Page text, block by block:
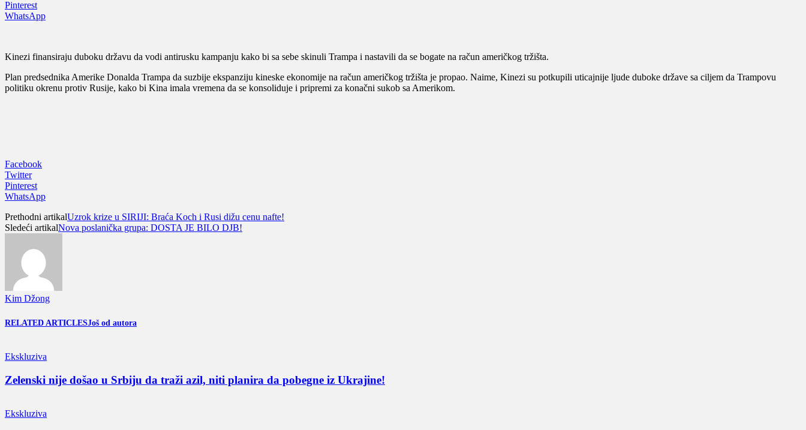
Pinterest
WhatsApp
Kinezi finansiraju duboku državu da vodi antirusku kampanju kako bi sa sebe skinuli Trampa i nastavili da se bogate na račun američkog tržišta.
Plan predsednika Amerike Donalda Trampa da suzbije ekspanziju kineske ekonomije na račun američkog tržišta je propao. Naime, Kinezi su potkupili uticajnije ljude duboke države sa ciljem da Trampovu
politiku okrenu protiv Rusije, kako bi Kina imala vremena da se konsoliduje i pripremi za konačni sukob sa Amerikom.
Facebook
Twitter
Pinterest
WhatsApp
Prethodni artikalUzrok krize u SIRIJI: Braća Koch i Rusi dižu cenu nafte!
Sledeći artikalNova poslanička grupa: DOSTA JE BILO DJB!
Kim Džong
RELATED ARTICLESJoš od autora
Ekskluziva
Zelenski nije došao u Srbiju da traži azil, niti planira da pobegne iz Ukrajine!
Ekskluziva